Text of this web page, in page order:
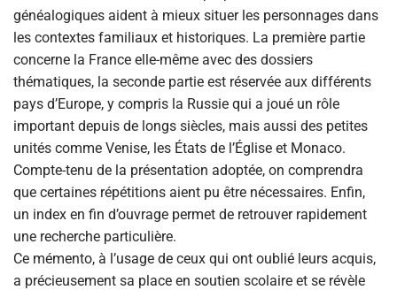
généalogiques aident à mieux situer les personnages dans
les contextes familiaux et historiques. La première partie
concerne la France elle-même avec des dossiers
thématiques, la seconde partie est réservée aux différents
pays d’Europe, y compris la Russie qui a joué un rôle
important depuis de longs siècles, mais aussi des petites
unités comme Venise, les États de l’Église et Monaco.
Compte-tenu de la présentation adoptée, on comprendra
que certaines répétitions aient pu être nécessaires. Enfin,
un index en fin d’ouvrage permet de retrouver rapidement
une recherche particulière.
Ce mémento, à l’usage de ceux qui ont oublié leurs acquis,
a précieusement sa place en soutien scolaire et se révèle